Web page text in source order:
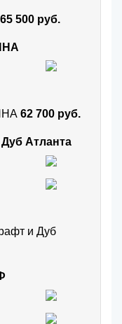
65 500 руб.
62 700 руб.
Атланта
и Дуб